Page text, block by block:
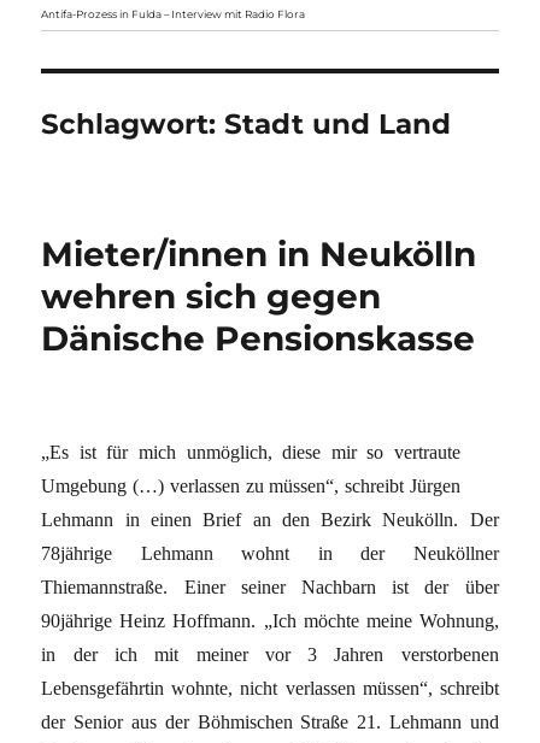
Antifa-Prozess in Fulda – Interview mit Radio Flora
Schlagwort:Stadt und Land
Mieter/innen in Neukölln
wehren sich gegen
Dänische Pensionskasse
„Es ist für mich unmöglich, diese mir so vertraute
Umgebung (…) verlassen zu müssen“, schreibt Jürgen
Lehmann in einen Brief an den Bezirk Neukölln. Der
78jährige Lehmann wohnt in der Neuköllner
Thiemannstraße. Einer seiner Nachbarn ist der über
90jährige Heinz Hoffmann. „Ich möchte meine Wohnung,
in der ich mit meiner vor 3 Jahren verstorbenen
Lebensgefährtin wohnte, nicht verlassen müssen“, schreibt
der Senior aus der Böhmischen Straße 21. Lehmann und